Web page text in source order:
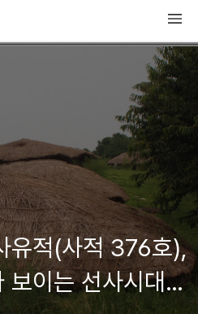
유적(사적 376호),
보이는 선사시대